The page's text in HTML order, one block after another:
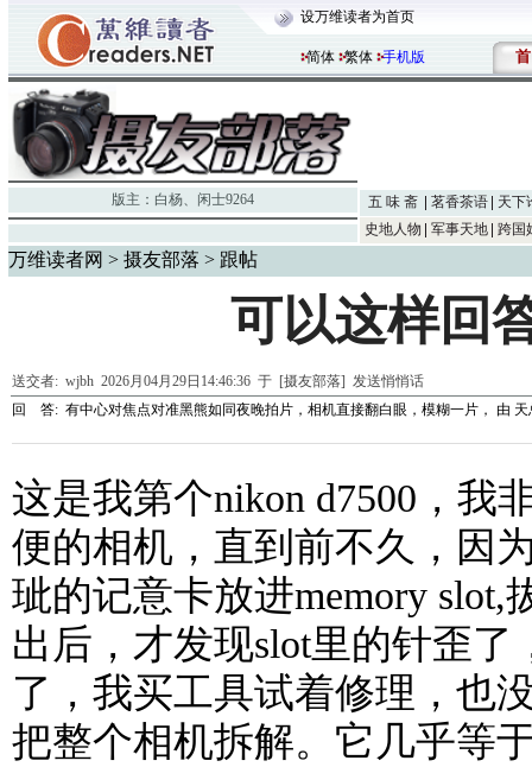
设万维读者为首页
简体 繁体 手机版 首
版主： 白杨、 闲士9264 五 味 斋 茗香茶语
天下
史地人物
军事天地 跨国
万维读者网 > 摄友部落 > 跟帖
可以这样回
送交者: wjbh 2026月04月29日14:46:36 于 [摄友部落] 发送悄悄话
回 答: 有中心对焦点对准黑熊如同夜晚拍片，相机直接翻白眼，模糊一片， 由 天
这是我第个nikon d7500，我
便的相机，直到前不久，因
玼的记意卡放进memory slot,
出后，才发现slot里的针歪了
了，我买工具试着修理，也
把整个相机拆解。它几乎等